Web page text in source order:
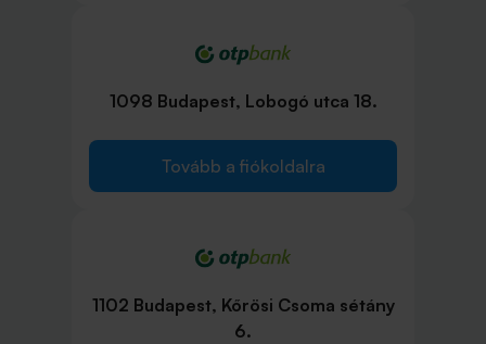
1098 Budapest, Lobogó utca 18.
Tovább a fiókoldalra
1102 Budapest, Kőrösi Csoma sétány
6.